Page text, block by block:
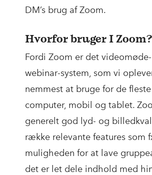
DM’s brug af Zoom.
Hvorfor bruger I Zoom?
Fordi Zoom er det
webinar-system, som vi
nemmest at bruge for de
computer, mobil og tablet.
generelt god lyd- og
række relevante features som
muligheden for at lave
det er let dele indhold med